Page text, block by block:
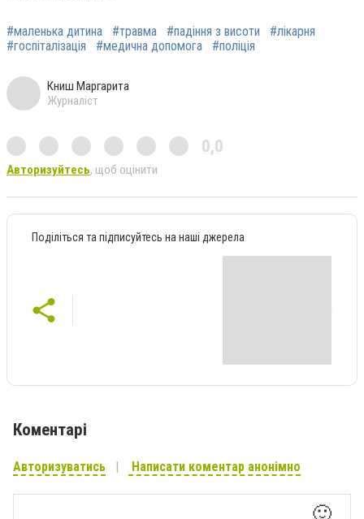
#маленька дитина #травма #падіння з висоти
#лікарня
#госпіталізація
#медична допомога #поліція
Книш Маргарита
Журналіст
0,0
Авторизуйтесь, щоб оцінити
Поділіться та підписуйтесь на наші джерела
Коментарі
Авторизуватись Написати коментар анонімно
🙂